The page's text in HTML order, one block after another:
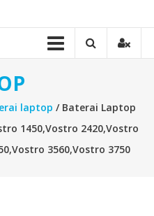
laptop / Baterai Laptop
1450,Vostro 2420,Vostro
3560,Vostro 3750